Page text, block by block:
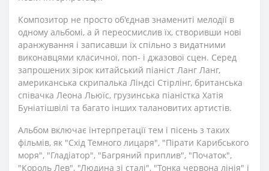
Композитор не просто об'єднав знамениті мелодії в
одному альбомі, а й переосмислив їх, створивши нові
аранжування і записавши їх спільно з видатними
виконавцями класичної, поп- і джазової сцен. Серед
запрошених зірок китайський піаніст Ланг Ланг,
американська скрипалька Ліндсі Стірлінг, британська
співачка Леона Льюїс, грузинська піаністка Хатія
Буніатішвілі та багато інших талановитих артистів.
Альбом включає інтерпретації тем і пісень з таких
фільмів, як "Схід Темного лицаря", "Пірати Карибського
моря", "Гладіатор", "Багряний приплив", "Початок",
"Король Лев", "Людина зі сталі", "Тонка червона лінія" і